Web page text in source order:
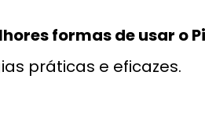
formas de usar o
práticas e eficazes.